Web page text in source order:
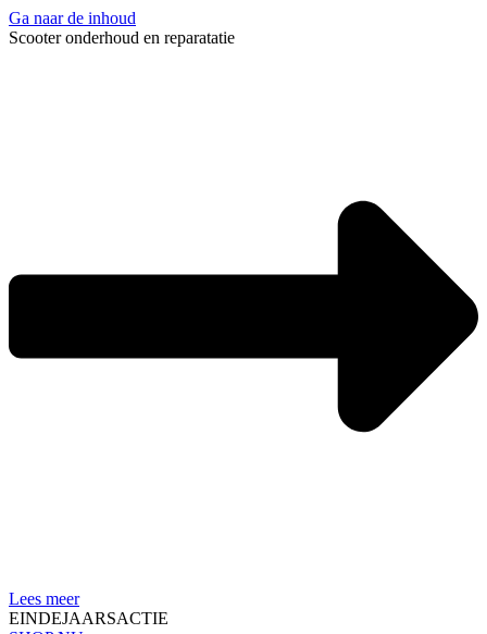
Ga naar de inhoud
Scooter onderhoud en reparatatie
Lees meer
EINDEJAARSACTIE